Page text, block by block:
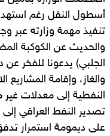
أسطول النقل رغم
تنفيذ مهمة وزارته عبر
والحديث عن الكوكبة
الجلبي) يدعونا للفخر
والغاز، وإقامة المشاريع
النفطية إلى معدلات
تصدير النفط العراقي
على ديمومة استمرار